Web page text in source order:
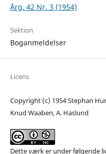
Årg. 42 Nr. 3 (1954)
Sektion
Boganmeldelser
Licens
Copyright (c) 1954 Stephan
Knud Waaben, A. Haslund
Dette værk er under følgende